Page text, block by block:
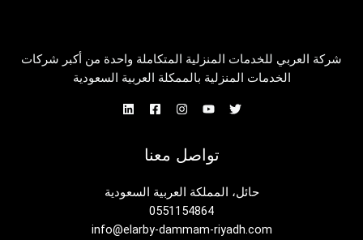
شركة العربي للخدمات المنزلية المتكاملة واحدة من أكبر شركات
الخدمات المنزلية بالممكلة العربية السعودية
تواصل معنا
حائل، المملكة العربية السعودية
0551154864
info@elarby-dammam-riyadh.com